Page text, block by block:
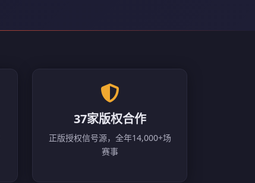
37家版权合作
正版授权信号源，全年14,000+场
赛事